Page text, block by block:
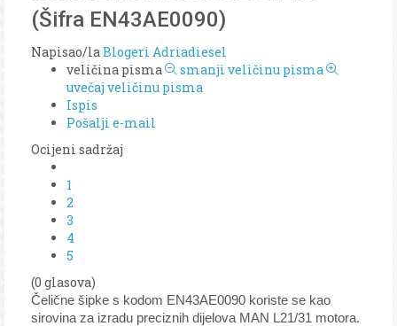
(Šifra EN43AE0090)
Napisao/la Blogeri Adriadiesel
veličina pisma
smanji veličinu pisma
uvečaj veličinu pisma
Ispis
Pošalji e-mail
Ocijeni sadržaj
1
2
3
4
5
(0 glasova)
Čelične šipke s kodom EN43AE0090 koriste se kao
sirovina za izradu preciznih dijelova MAN L21/31 motora.